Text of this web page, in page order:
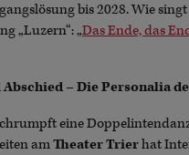
bis 2028. Wie
„Luzern“: „Das Ende, das
– Die Personalia
eine
amTheater Trierhat